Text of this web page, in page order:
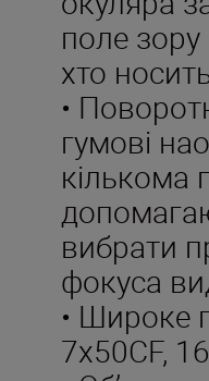
поле зору
хто
•
гумові
вибрати
фокуса
• Широке
7x50CF,